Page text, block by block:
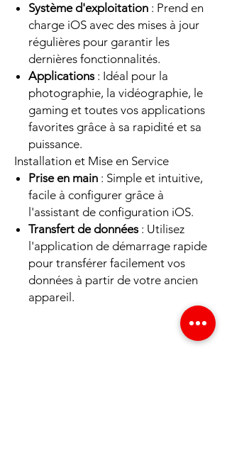
Système d'exploitation : Prend en
charge iOS avec des mises à jour
régulières pour garantir les
dernières fonctionnalités.
Applications: Idéal pour la
photographie, la vidéographie, le
gaming et toutes vos applications
favorites grâce à sa rapidité et sa
puissance.
Installation et Mise en Service
Prise en main : Simple et intuitive,
facile à configurer grâce à
l'assistant de configuration iOS.
Transfert de données: Utilisez
l'application de démarrage rapide
pour transférer facilement vos
données à partir de votre ancien
appareil.